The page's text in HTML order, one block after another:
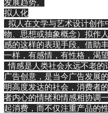
发展趋势。
拟人化
拟人在文学与艺术设计创
物、思想或抽象概念）拟作
感的这样的表现手段。借助
一样，有感情，有性格，渴
情感是人类社会永远不老
广告创意，是当今广告发展
明高度发达的社会，消费者
者内心的情绪和情感相协调
起消费，而不仅注重产品的